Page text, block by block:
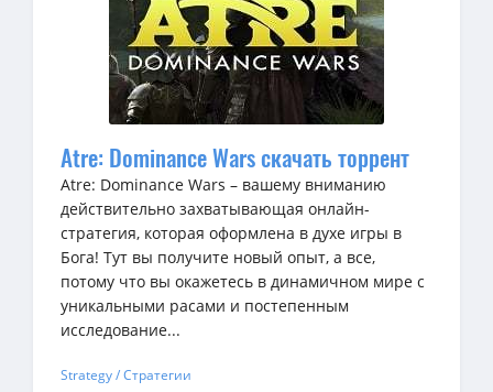
Atre: Dominance Wars скачать торрент
Atre: Dominance Wars – вашему вниманию
действительно захватывающая онлайн-
стратегия, которая оформлена в духе игры в
Бога! Тут вы получите новый опыт, а все,
потому что вы окажетесь в динамичном мире с
уникальными расами и постепенным
исследование...
Strategy / Стратегии